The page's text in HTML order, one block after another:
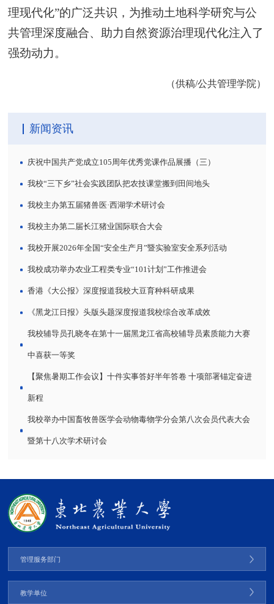
理现代化”的广泛共识，为推动土地科学研究与公
共管理深度融合、助力自然资源治理现代化注入了
强劲动力。
（供稿/公共管理学院）
新闻资讯
庆祝中国共产党成立105周年优秀党课作品展播（三）
我校“三下乡”社会实践团队把农技课堂搬到田间地头
我校主办第五届猪兽医·西湖学术研讨会
我校主办第二届长江猪业国际联合大会
我校开展2026年全国“安全生产月”暨实验室安全系列活动
我校成功举办农业工程类专业“101计划”工作推进会
香港《大公报》深度报道我校大豆育种科研成果
《黑龙江日报》头版头题深度报道我校综合改革成效
我校辅导员孔晓冬在第十一届黑龙江省高校辅导员素质能力大赛
中喜获一等奖
【聚焦暑期工作会议】十件实事答好半年答卷 十项部署锚定奋进
新程
我校举办中国畜牧兽医学会动物毒物学分会第八次会员代表大会
暨第十八次学术研讨会
管理服务部门
教学单位